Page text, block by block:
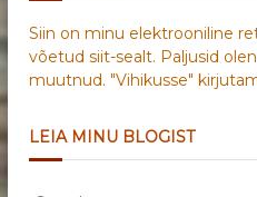
Siin on minu elektrooniline
võetud siit-sealt. Paljusid
muutnud. "Vihikusse"
LEIA MINU BLOGIST
S